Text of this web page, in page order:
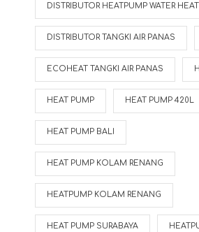
DISTRIBUTOR HEATPUMP WATER
DISTRIBUTOR TANGKI AIR PANAS
ECOHEAT TANGKI AIR PANAS
HEAT PUMP HEAT PUMP 420L
HEAT PUMP BALI
HEAT PUMP KOLAM RENANG
HEATPUMP KOLAM RENANG
HEAT PUMP SURABAYA